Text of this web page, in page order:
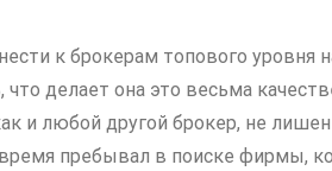
к брокерам топового уровня
что делает она это весьма
и любой другой брокер, не
пребывал в поиске фирмы,